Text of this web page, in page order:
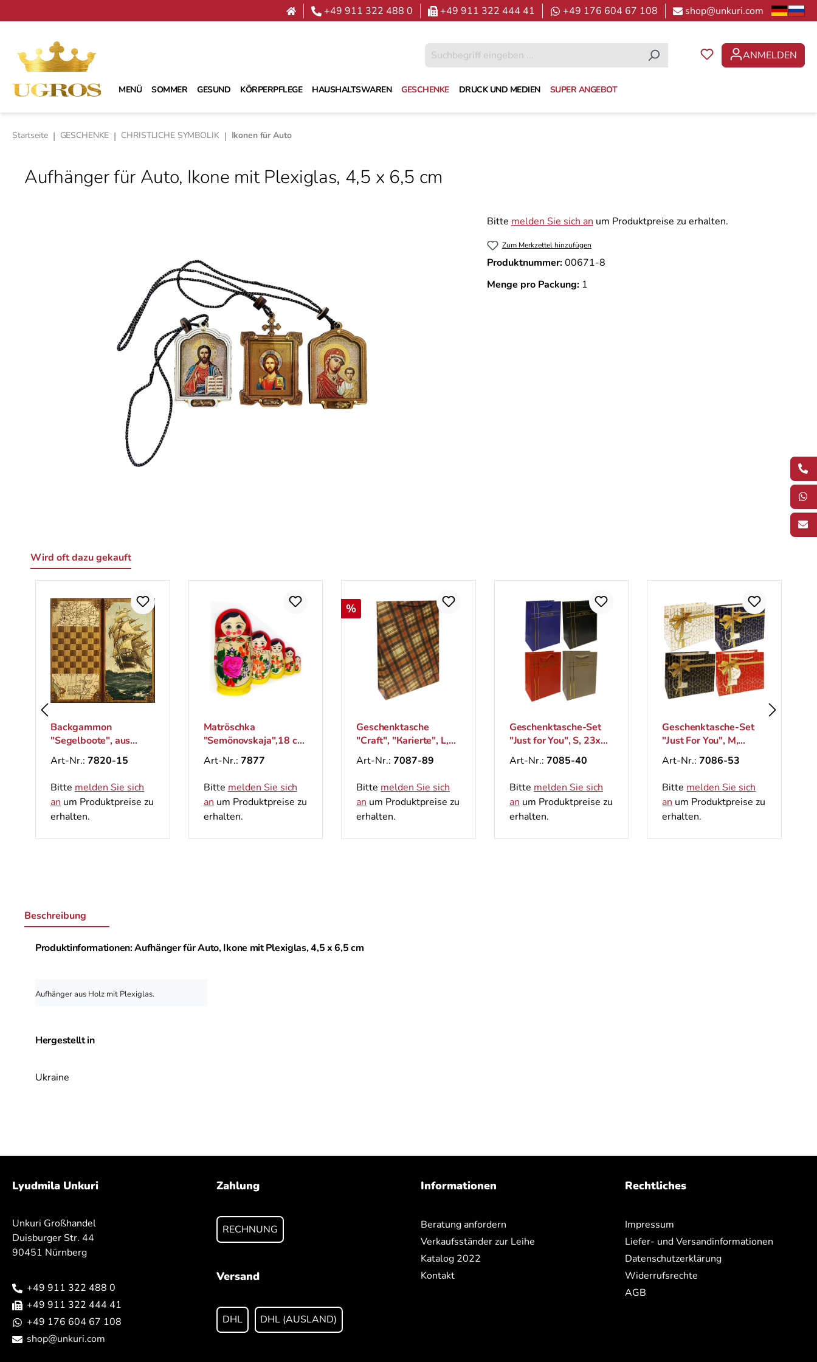
+49 911 322 488 0 +49 911 322 444 41 +49 176 604 67 108 shop@unkuri.com
DU HAST 0
ANMELDEN
MENÜ SOMMER GESUND KÖRPERPFLEGE HAUSHALTSWAREN GESCHENKE DRUCK UND MEDIEN SUPER ANGEBOT
Startseite | GESCHENKE | CHRISTLICHE SYMBOLIK | Ikonen für Auto
Aufhänger für Auto, Ikone mit Plexiglas, 4,5 x 6,5 cm
Bitte melden Sie sich an um Produktpreise zu erhalten.
Zum Merkzettel hinzufügen
Produktnummer:00671-8
Menge pro Packung: 1
Wird oft dazu gekauft
Backgammon
"Segelboote", aus
Holz, 600x600 mm
Art-Nr.: 7820-15
Bitte melden Sie sich
an um Produktpreise zu
erhalten.
Matröschka
"Semönovskaja",18 cm
(5 Figuren)
Art-Nr.: 7877
Bitte melden Sie sich
an um Produktpreise zu
erhalten.
Rabatt
%
Geschenktasche
"Craft", "Кarierte", L,
44x32 cm
Art-Nr.:7087-89
Bitte melden Sie sich
an um Produktpreise zu
erhalten.
Geschenktasche-Set
"Just for You", S, 23x18
cm
Art-Nr.: 7085-40
Bitte melden Sie sich
an um Produktpreise zu
erhalten.
Geschenktasche-Set
"Just For You", M,
26x33 cm
Art-Nr.:7086-53
Bitte melden Sie sich
an um Produktpreise zu
erhalten.
Beschreibung
Produktinformationen: Aufhänger für Auto, Ikone mit Plexiglas, 4,5 x 6,5 cm
Aufhänger aus Holz mit Plexiglas.
Hergestellt in
Ukraine
Lyudmila Unkuri
Unkuri Großhandel
Duisburger Str. 44
90451 Nürnberg
+49 911 322 488 0
+49 911 322 444 41
+49 176 604 67 108
shop@unkuri.com
Zahlung
RECHNUNG
Versand
DHL DHL (AUSLAND)
Informationen
Beratung anfordern
Verkaufsständer zur Leihe
Katalog 2022
Kontakt
Rechtliches
Impressum
Liefer- und Versandinformationen
Datenschutzerklärung
Widerrufsrechte
AGB